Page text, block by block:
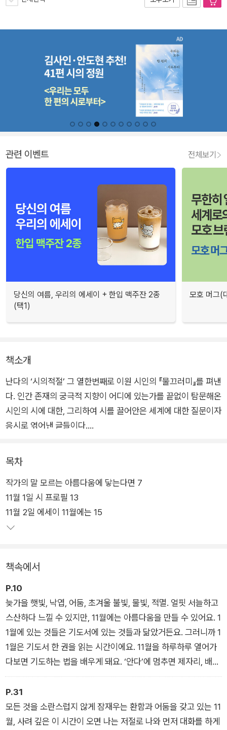
관련 이벤트 전체보기
당신의 여름, 우리의 에세이 + 한입 맥주잔 2종
(택1)
모호 머그(
책소개
난다의 ‘시의적절’ 그 열한번째로 이원 시인의 『물끄러미』를 펴낸
다. 인간 존재의 궁극적 지향이 어디에 있는가를 끝없이 탐문해온
시인의 시에 대한, 그리하여 시를 끌어안은 세계에 대한 질문이자
응시로 엮어낸 글들이다.
가을과 겨울 사이, 조금은 서늘하고 그러나 시리지만은 않은 계
절, 시인은 그 사이의 말들에서 고요한 기도를, “모르는 아름다
움”을 본다. 다른 존재가 보지 못하는 것을 보는 일. 놓치지 않되
억압하지 않고, 간섭하지 않지만 거두지 않는 시선. 모두 “물끄러
미”의 자세로야 가능한 일이다. 책 속에는 시와 단상과 에세이,
시를 함께하는 학생들과 나눈 인터뷰, 계절의 끝에 띄우는 편지까
하는 계절의 편지.
목차
작가의 말 모르는 아름다움에 닿는다면 7
11월 1일 시 프로필 13
11월 2일 에세이 11월에는 15
책속에서
P.10
늦가을 햇빛, 낙엽, 어둠, 초겨울 불빛, 물빛, 적멸. 얼핏 서늘하고
스산하다 느낄 수 있지만, 11월에는 아름다움을 만들 수 있어요. 1
1월에 있는 것들은 기도서에 있는 것들과 닮았거든요. 그러니까 1
1월은 기도서 한 권을 읽는 시간이에요. 11월을 하루하루 열어가
다보면 기도하는 법을 배우게 돼요. ‘안다’에 멈추면 제자리, 배우
는 이유는 변화하기 위해서죠. 기도가 시인 것은 나를 변화시키기
때문일 거예요. 나는 모르는 아름다움에 닿게 돼요.
기도서는 열렬한 응원가니까, 응원 말고는 없는 11월이니까,
P.31
모든 것을 소란스럽지 않게 잠재우는 환함과 어둠을 갖고 있는 11
월, 사려 깊은 이 시간이 오면 나는 저절로 나와 먼저 대화를 하게